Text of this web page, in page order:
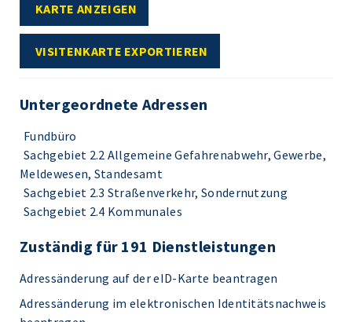
KARTE ANZEIGEN
VISITENKARTE EXPORTIEREN
Untergeordnete Adressen
Fundbüro
Sachgebiet 2.2 Allgemeine Gefahrenabwehr, Gewerbe,
Meldewesen, Standesamt
Sachgebiet 2.3 Straßenverkehr, Sondernutzung
Sachgebiet 2.4 Kommunales
Zuständig für 191 Dienstleistungen
Adressänderung auf der eID-Karte beantragen
Adressänderung im elektronischen Identitätsnachweis